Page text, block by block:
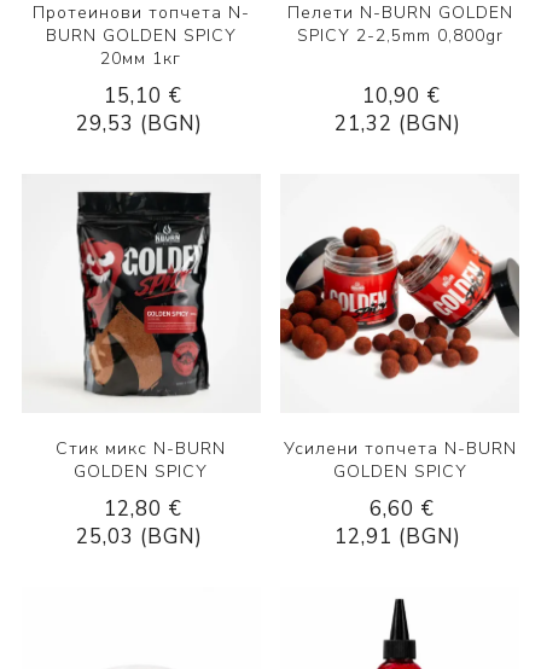
Протеинови топчета N-
BURN GOLDEN SPICY
20мм 1кг
15,10 €
29,53 (BGN)
Пелети N-BURN GOLDEN
SPICY 2-2,5mm 0,800gr
10,90 €
21,32 (BGN)
Стик микс N-BURN
GOLDEN SPICY
12,80 €
25,03 (BGN)
Усилени топчета N-BURN
GOLDEN SPICY
6,60 €
12,91 (BGN)